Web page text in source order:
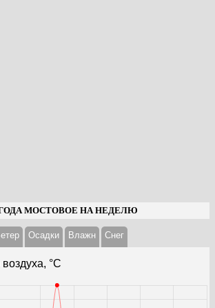
МОСТОВОЕ НА НЕДЕЛЮ
Осадки Влажн Cнег
°С